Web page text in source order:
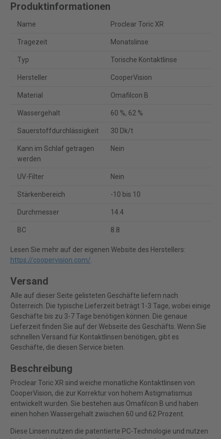
Produktinformationen
Name Proclear Toric XR
Tragezeit Monatslinse
Typ Torische Kontaktlinse
Hersteller CooperVision
Material Omafilcon B
Wassergehalt 60 %, 62 %
Sauerstoffdurchlässigkeit 30 Dk/t
Kann im Schlaf getragen
werden
Nein
UV-Filter Nein
Stärkenbereich -10 bis 10
Durchmesser 14.4
BC 8.8
Lesen Sie mehr auf der eigenen Website des Herstellers:
https://coopervision.com/.
Versand
Alle auf dieser Seite gelisteten Geschäfte liefern nach
Österreich. Die typische Lieferzeit beträgt 1-3 Tage, wobei einige
Geschäfte bis zu 3-7 Tage benötigen können. Die genaue
Lieferzeit finden Sie auf der Webseite des Geschäfts. Wenn Sie
schnellen Versand für Kontaktlinsen benötigen, gibt es
Geschäfte, die diesen Service bieten.
Beschreibung
Proclear Toric XR sind weiche monatliche Kontaktlinsen von
CooperVision, die zur Korrektur von hohem Astigmatismus
entwickelt wurden. Sie bestehen aus Omafilcon B und haben
einen hohen Wassergehalt zwischen 60 und 62 Prozent.
Diese Linsen nutzen die patentierte PC-Technologie und nutzen